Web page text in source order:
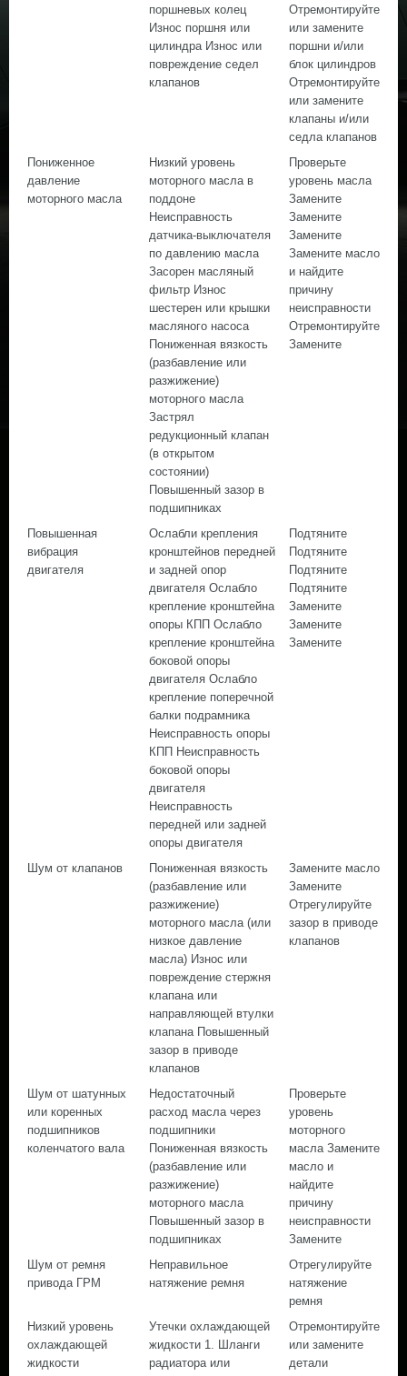
поршневых колец
Износ поршня или
цилиндра Износ или
повреждение седел
клапанов
Отремонтируйте
или замените
поршни и/или
блок цилиндров
Отремонтируйте
или замените
клапаны и/или
седла клапанов
Пониженное
давление
моторного масла
Низкий уровень
моторного масла в
поддоне
Неисправность
датчика-выключателя
по давлению масла
Засорен масляный
фильтр Износ
шестерен или крышки
масляного насоса
Пониженная вязкость
(разбавление или
разжижение)
моторного масла
Застрял
редукционный клапан
(в открытом
состоянии)
Повышенный зазор в
подшипниках
Проверьте
уровень масла
Замените
Замените
Замените
Замените масло
и найдите
причину
неисправности
Отремонтируйте
Замените
Повышенная
вибрация
двигателя
Ослабли крепления
кронштейнов передней
и задней опор
двигателя Ослабло
крепление кронштейна
опоры КПП Ослабло
крепление кронштейна
боковой опоры
двигателя Ослабло
крепление поперечной
балки подрамника
Неисправность опоры
КПП Неисправность
боковой опоры
двигателя
Неисправность
передней или задней
опоры двигателя
Подтяните
Подтяните
Подтяните
Подтяните
Замените
Замените
Замените
Шум от клапанов
Пониженная вязкость
(разбавление или
разжижение)
моторного масла (или
низкое давление
масла) Износ или
повреждение стержня
клапана или
направляющей втулки
клапана Повышенный
зазор в приводе
клапанов
Замените масло
Замените
Отрегулируйте
зазор в приводе
клапанов
Шум от шатунных
или коренных
подшипников
коленчатого вала
Недостаточный
расход масла через
подшипники
Пониженная вязкость
(разбавление или
разжижение)
моторного масла
Повышенный зазор в
подшипниках
Проверьте
уровень
моторного
масла Замените
масло и
найдите
причину
неисправности
Замените
Шум от ремня
привода ГРМ
Неправильное
натяжение ремня
Отрегулируйте
натяжение
ремня
Низкий уровень
охлаждающей
жидкости
Утечки охлаждающей
жидкости 1. Шланги
радиатора или
Отремонтируйте
или замените
детали